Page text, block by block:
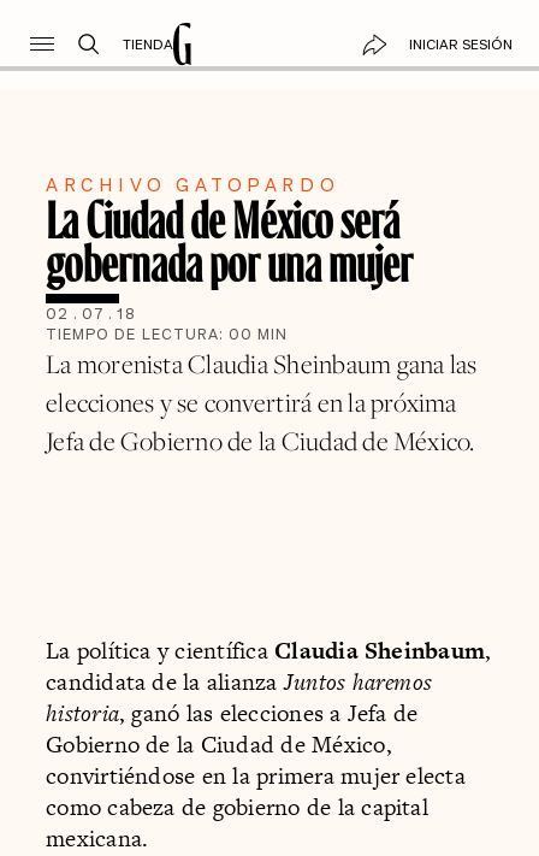
TIENDA INICIAR SESIÓN
ARCHIVO GATOPARDO
La Ciudad de México será
gobernada por una mujer
02 . 07 . 18
TIEMPO DE LECTURA: 00 MIN
La morenista Claudia Sheinbaum gana las
elecciones y se convertirá en la próxima
Jefa de Gobierno de la Ciudad de México.
La política y científicaClaudia Sheinbaum,
candidata de la alianzaJuntos haremos
historia, ganó las elecciones a Jefa de
Gobierno de la Ciudad de México,
convirtiéndose en la primera mujer electa
como cabeza de gobierno de la capital
mexicana.